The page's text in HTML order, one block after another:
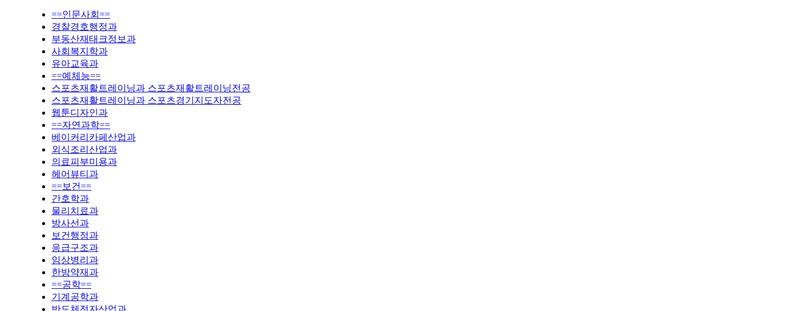
==인문사회==
경찰경호행정과
부동산재태크정보과
사회복지학과
유아교육과
==예체능==
스포츠재활트레이닝과 스포츠재활트레이닝전공
스포츠재활트레이닝과 스포츠경기지도자전공
웹툰디자인과
==자연과학==
베이커리카페산업과
외식조리산업과
의료피부미용과
헤어뷰티과
==보건==
간호학과
물리치료과
방사선과
보건행정과
응급구조과
임상병리과
한방약재과
==공학==
기계공학과
반도체전자산업과